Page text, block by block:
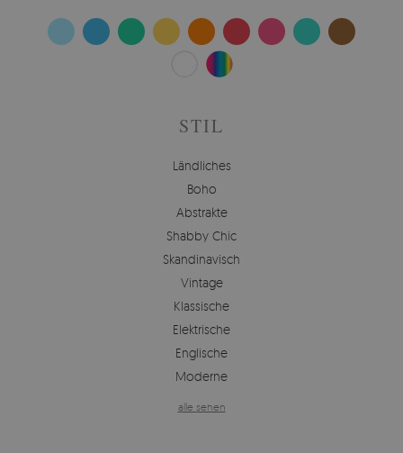
STIL
Ländliches
Boho
Abstrakte
Shabby Chic
Skandinavisch
Vintage
Klassische
Elektrische
Englische
Moderne
alle sehen